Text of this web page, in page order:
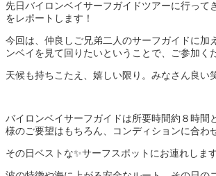
先日バイロンベイサーフガイドツアーに行って
をレポートします！
今回は、仲良しご兄弟二人のサーフガイドに加
ンベイを見て回りたいということで、ご参加く
天候も持ちこたえ、嬉しい限り。みなさん良い
バイロンベイサーフガイドは所要時間約８時間
様のご要望はもちろん、コンディションに合わ
その日ベストな✨サーフスポットにお連れします